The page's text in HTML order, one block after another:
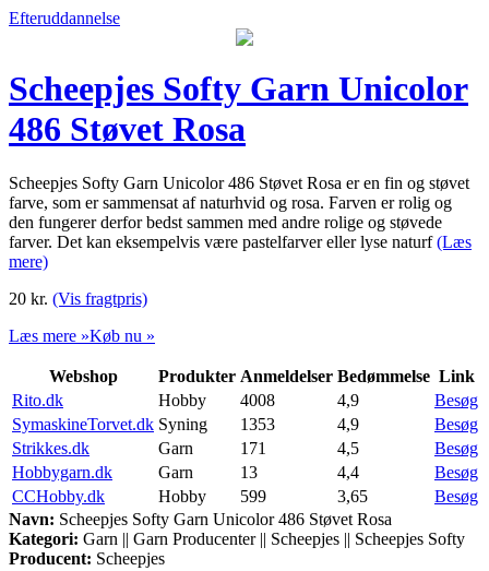
Efteruddannelse
Scheepjes Softy Garn Unicolor
486 Støvet Rosa
Scheepjes Softy Garn Unicolor 486 Støvet Rosa er en fin og støvet
farve, som er sammensat af naturhvid og rosa. Farven er rolig og
den fungerer derfor bedst sammen med andre rolige og støvede
farver. Det kan eksempelvis være pastelfarver eller lyse naturf(Læs
mere)
20 kr. (Vis fragtpris)
Læs mere »Køb nu »
Webshop Produkter Anmeldelser Bedømmelse Link
Rito.dk
Hobby 4008 4,9
Besøg
SymaskineTorvet.dk Syning 1353 4,9
Besøg
Strikkes.dk
Garn 171 4,5
Besøg
Hobbygarn.dk
Garn 13 4,4
Besøg
CCHobby.dk
Hobby 599 3,65
Besøg
Navn: Scheepjes Softy Garn Unicolor 486 Støvet Rosa
Kategori: Garn || Garn Producenter || Scheepjes || Scheepjes Softy
Producent: Scheepjes